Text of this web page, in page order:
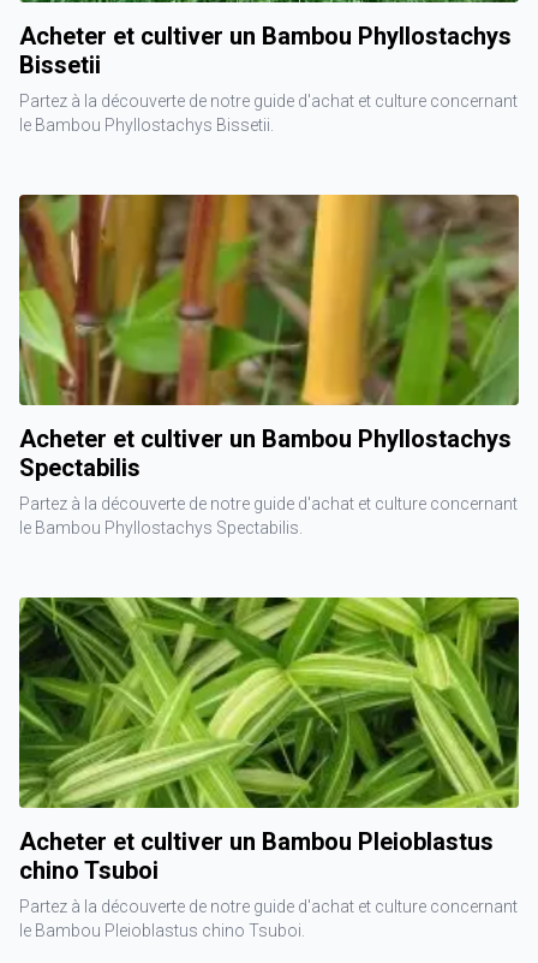
Acheter et cultiver un Bambou Phyllostachys
Bissetii
Partez à la découverte de notre guide d'achat et culture concernant
le Bambou Phyllostachys Bissetii.
Acheter et cultiver un Bambou Phyllostachys
Spectabilis
Partez à la découverte de notre guide d'achat et culture concernant
le Bambou Phyllostachys Spectabilis.
Acheter et cultiver un Bambou Pleioblastus
chino Tsuboi
Partez à la découverte de notre guide d'achat et culture concernant
le Bambou Pleioblastus chino Tsuboi.